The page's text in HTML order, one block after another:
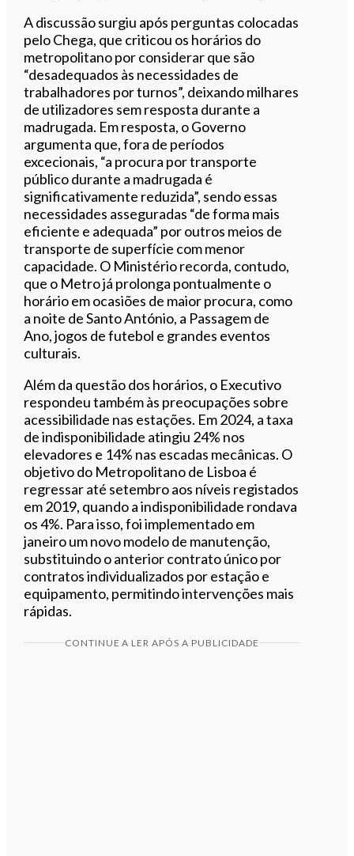
A discussão surgiu após perguntas colocadas
pelo Chega, que criticou os horários do
metropolitano por considerar que são
“desadequados às necessidades de
trabalhadores por turnos”, deixando milhares
de utilizadores sem resposta durante a
madrugada. Em resposta, o Governo
argumenta que, fora de períodos
excecionais, “a procura por transporte
público durante a madrugada é
significativamente reduzida”, sendo essas
necessidades asseguradas “de forma mais
eficiente e adequada” por outros meios de
transporte de superfície com menor
capacidade. O Ministério recorda, contudo,
que o Metro já prolonga pontualmente o
horário em ocasiões de maior procura, como
a noite de Santo António, a Passagem de
Ano, jogos de futebol e grandes eventos
culturais.
Além da questão dos horários, o Executivo
respondeu também às preocupações sobre
acessibilidade nas estações. Em 2024, a taxa
de indisponibilidade atingiu 24% nos
elevadores e 14% nas escadas mecânicas. O
objetivo do Metropolitano de Lisboa é
regressar até setembro aos níveis registados
em 2019, quando a indisponibilidade rondava
os 4%. Para isso, foi implementado em
janeiro um novo modelo de manutenção,
substituindo o anterior contrato único por
contratos individualizados por estação e
equipamento, permitindo intervenções mais
rápidas.
CONTINUE A LER APÓS A PUBLICIDADE